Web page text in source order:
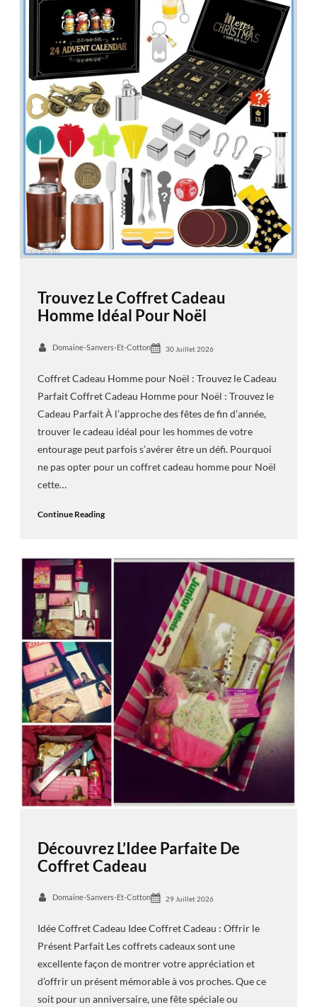
Trouvez Le Coffret Cadeau
Homme Idéal Pour Noël
Domaine-Sanvers-Et-Cotton 30 Juillet 2026
Coffret Cadeau Homme pour Noël : Trouvez le Cadeau
Parfait Coffret Cadeau Homme pour Noël : Trouvez le
Cadeau Parfait À l’approche des fêtes de fin d’année,
trouver le cadeau idéal pour les hommes de votre
entourage peut parfois s’avérer être un défi. Pourquoi
ne pas opter pour un coffret cadeau homme pour Noël
cette…
Continue Reading
Découvrez L’Idee Parfaite De
Coffret Cadeau
Domaine-Sanvers-Et-Cotton 29 Juillet 2026
Idée Coffret Cadeau Idee Coffret Cadeau : Offrir le
Présent Parfait Les coffrets cadeaux sont une
excellente façon de montrer votre appréciation et
d’offrir un présent mémorable à vos proches. Que ce
soit pour un anniversaire, une fête spéciale ou